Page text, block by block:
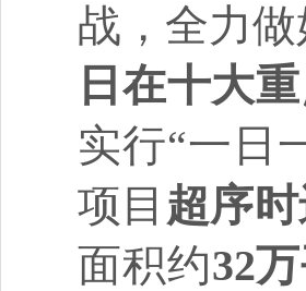
战，全力
日在十大
实行“一日
项目 超序
面积约32